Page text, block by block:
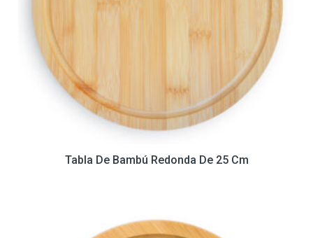
Tabla De Bambú Redonda De 25 Cm